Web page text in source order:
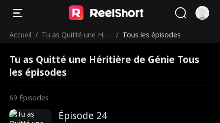
Accueil / Tu as Quitté une Héri
/ Tous les épisodes
Tu as Quitté une Héritière de Génie Tous
les épisodes
69 Épisodes
Épisode 24